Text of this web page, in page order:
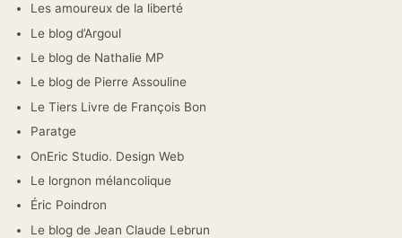
Les amoureux de la liberté
Le blog d’Argoul
Le blog de Nathalie MP
Le blog de Pierre Assouline
Le Tiers Livre de François Bon
Paratge
OnEric Studio. Design Web
Le lorgnon mélancolique
Éric Poindron
Le blog de Jean Claude Lebrun